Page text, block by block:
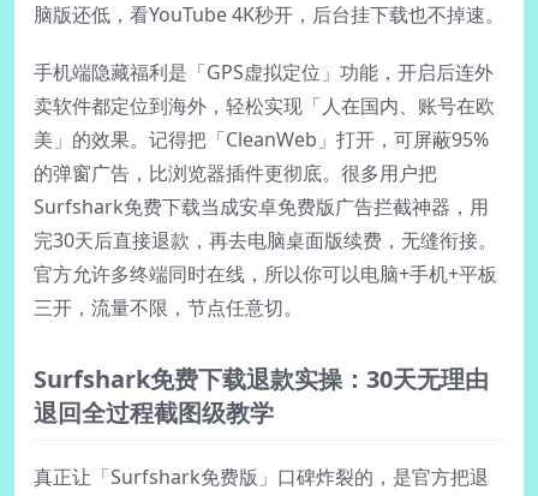
脑版还低，看YouTube 4K秒开，后台挂下载也不掉速。
手机端隐藏福利是「GPS虚拟定位」功能，开启后连外
卖软件都定位到海外，轻松实现「人在国内、账号在欧
美」的效果。记得把「CleanWeb」打开，可屏蔽95%
的弹窗广告，比浏览器插件更彻底。很多用户把
Surfshark免费下载当成安卓免费版广告拦截神器，用
完30天后直接退款，再去电脑桌面版续费，无缝衔接。
官方允许多终端同时在线，所以你可以电脑+手机+平板
三开，流量不限，节点任意切。
Surfshark免费下载退款实操：30天无理由
退回全过程截图级教学
真正让「Surfshark免费版」口碑炸裂的，是官方把退